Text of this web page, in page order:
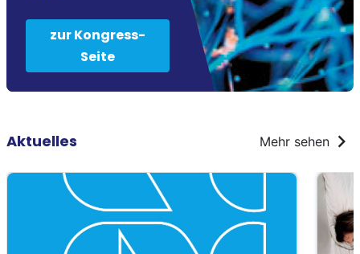
zur Kongress-
Seite
Aktuelles Mehr sehen chevron_right